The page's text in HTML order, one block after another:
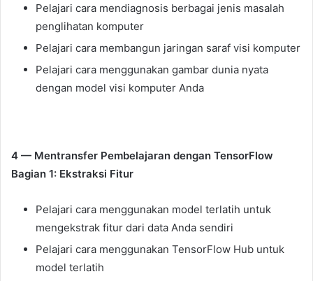
Pelajari cara mendiagnosis berbagai jenis masalah
penglihatan komputer
Pelajari cara membangun jaringan saraf visi komputer
Pelajari cara menggunakan gambar dunia nyata
dengan model visi komputer Anda
4 — Mentransfer Pembelajaran dengan TensorFlow
Bagian 1: Ekstraksi Fitur
Pelajari cara menggunakan model terlatih untuk
mengekstrak fitur dari data Anda sendiri
Pelajari cara menggunakan TensorFlow Hub untuk
model terlatih